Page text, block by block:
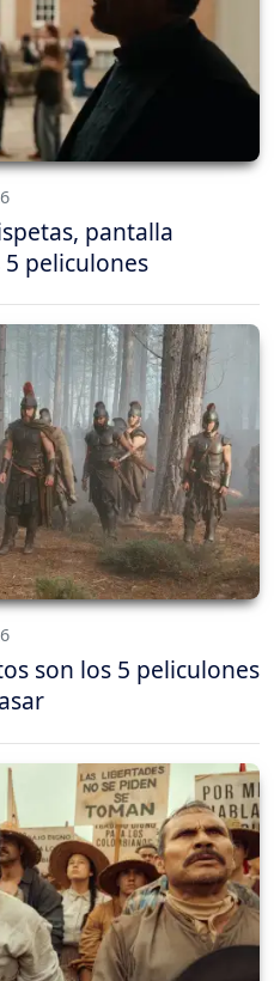
pantalla
peliculones
son los 5 peliculones